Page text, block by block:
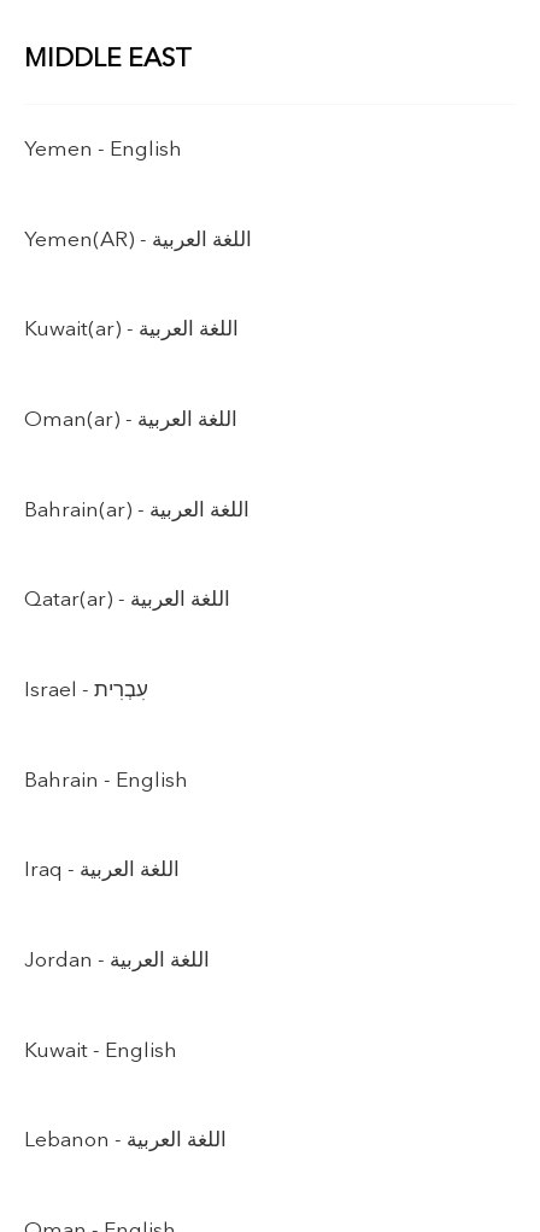
MIDDLE EAST
Yemen - English
Yemen(AR) - اللغة العربية
Kuwait(ar) - اللغة العربية
Oman(ar) - اللغة العربية
Bahrain(ar) - اللغة العربية
Qatar(ar) - اللغة العربية
Israel - עִבְרִית
Bahrain - English
Iraq - اللغة العربية
Jordan - اللغة العربية
Kuwait - English
Lebanon - اللغة العربية